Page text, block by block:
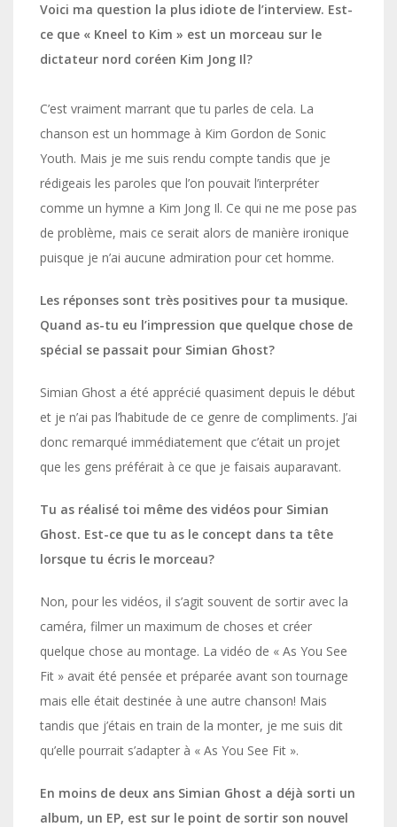
Voici ma question la plus idiote de l’interview. Est-
ce que « Kneel to Kim » est un morceau sur le
dictateur nord coréen Kim Jong Il?
C’est vraiment marrant que tu parles de cela. La
chanson est un hommage à Kim Gordon de Sonic
Youth. Mais je me suis rendu compte tandis que je
rédigeais les paroles que l’on pouvait l’interpréter
comme un hymne a Kim Jong Il. Ce qui ne me pose pas
de problème, mais ce serait alors de manière ironique
puisque je n’ai aucune admiration pour cet homme.
Les réponses sont très positives pour ta musique.
Quand as-tu eu l’impression que quelque chose de
spécial se passait pour Simian Ghost?
Simian Ghost a été apprécié quasiment depuis le début
et je n’ai pas l’habitude de ce genre de compliments. J’ai
donc remarqué immédiatement que c’était un projet
que les gens préférait à ce que je faisais auparavant.
Tu as réalisé toi même des vidéos pour Simian
Ghost. Est-ce que tu as le concept dans ta tête
lorsque tu écris le morceau?
Non, pour les vidéos, il s’agit souvent de sortir avec la
caméra, filmer un maximum de choses et créer
quelque chose au montage. La vidéo de « As You See
Fit » avait été pensée et préparée avant son tournage
mais elle était destinée à une autre chanson! Mais
tandis que j’étais en train de la monter, je me suis dit
qu’elle pourrait s’adapter à « As You See Fit ».
En moins de deux ans Simian Ghost a déjà sorti un
album, un EP, est sur le point de sortir son nouvel